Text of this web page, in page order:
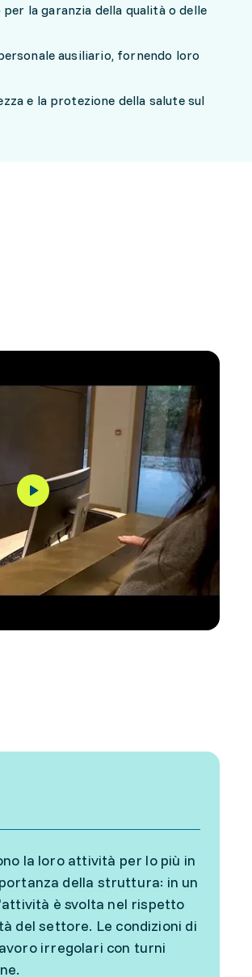
la garanzia della qualità o delle
ausiliario, fornendo loro
e la protezione della salute sul
la loro attività per lo più in
della struttura: in un
è svolta nel rispetto
del settore. Le condizioni di
irregolari con turni